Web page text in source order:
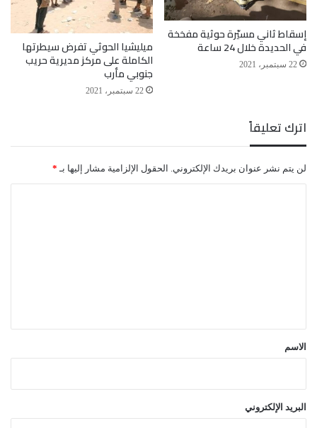
إسقاط ثاني مسيّرة حوثية مفخخة
في الحديدة خلال 24 ساعة
22 سبتمبر، 2021
ميليشيا الحوثي تفرض سيطرتها
الكاملة على مركز مديرية حريب
جنوبي مأرب
22 سبتمبر، 2021
اترك تعليقاً
لن يتم نشر عنوان بريدك الإلكتروني. الحقول الإلزامية مشار إليها بـ *
*الاسم
البريد الإلكتروني